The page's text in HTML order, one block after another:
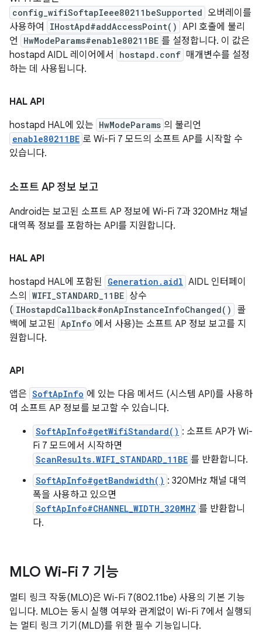
config_wifiSoftapIeee80211beSupported 오버레이를
사용하여
IHostApd#addAccessPoint() API 호출에 불리
언 HwModeParams#enable80211BE 를 설정합니다. 이 값은
hostapd AIDL 레이어에서
hostapd.conf 매개변수를 설정
하는 데 사용됩니다.
HAL API
hostapd HAL에 있는 HwModeParams 의 불리언
enable80211BE 로 Wi-Fi 7 모드의 소프트 AP를 시작할 수
있습니다.
소프트 AP 정보 보고
Android는 보고된 소프트 AP 정보에 Wi-Fi 7과 320MHz 채널
대역폭 정보를 포함하는 API를 지원합니다.
HAL API
hostapd HAL에 포함된 Generation.aidl AIDL 인터페이
스의
WIFI_STANDARD_11BE 상수
( IHostapdCallback#onApInstanceInfoChanged()
콜
백에 보고된 ApInfo 에서 사용)는 소프트 AP 정보 보고를 지
원합니다.
API
앱은 SoftApInfo 에 있는 다음 메서드 (시스템 API)를 사용하
여 소프트 AP 정보를 보고할 수 있습니다.
SoftApInfo#getWifiStandard() : 소프트 AP가 Wi-
Fi 7 모드에서 시작하면
ScanResults.WIFI_STANDARD_11BE 를 반환합니다.
SoftApInfo#getBandwidth() : 320MHz 채널 대역
폭을 사용하고 있으면
SoftApInfo#CHANNEL_WIDTH_320MHZ 를 반환합니
다.
MLO Wi-Fi 7 기능
멀티 링크 작동(MLO)은 Wi-Fi 7(802.11be) 사용의 기본 기능
입니다. MLO는 동시 실행 여부와 관계없이 Wi-Fi 7에서 실행되
는 멀티 링크 기기(MLD)를 위한 필수 기능입니다.